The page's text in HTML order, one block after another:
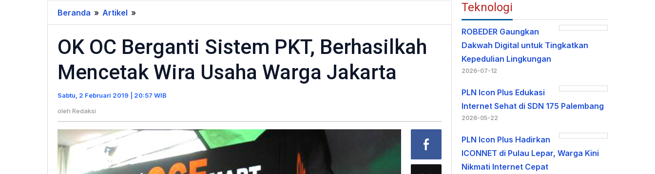
Beranda » Artikel »
OC
Sistem
PKT,
Berhasilkah
Mencetak
Usaha
Warga
Jakarta
OK OC Berganti Sistem PKT, Berhasilkah
Mencetak Wira Usaha Warga Jakarta
Sabtu, 2 Februari 2019 | 20:57 WIB
oleh Redaksi
Teknologi
ROBEDER Gaungkan
Dakwah Digital untuk Tingkatkan
Kepedulian Lingkungan
2026-07-12
PLN Icon Plus Edukasi
Internet Sehat di SDN 175 Palembang
2026-05-22
PLN Icon Plus Hadirkan
ICONNET di Pulau Lepar, Warga Kini
Nikmati Internet Cepat